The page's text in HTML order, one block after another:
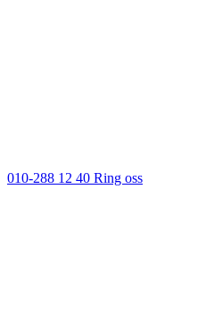
010-288 12 40 Ring oss